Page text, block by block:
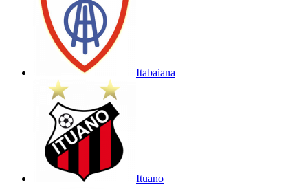
Itabaiana
Ituano